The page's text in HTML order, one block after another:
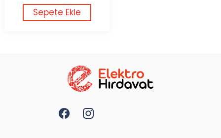
Sepete Ekle